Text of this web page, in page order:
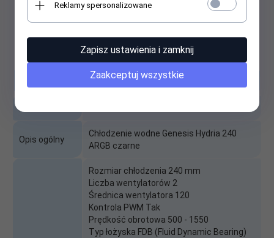
Specyfikacja
Producent
Opis ogólny
Chłodzenie wodne Genesis Hydria 240
ARGB czarne
Rozmiar chłodzenia 240 mm
Liczba wentylatorów 2
Średnica wentylatora 120
Kontrola PWM Tak
Prędkość obrotowa 500 - 1550
Typ łożyska FDB (Fluid Dynamic Bearing)
Reklamy spersonalizowane
Zapisz ustawienia i zamknij
Zaakceptuj wszystkie